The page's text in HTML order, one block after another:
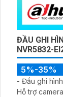
ĐẦU GHI
NVR5832-
5%-35%
- Đầu ghi
Hỗ trợ